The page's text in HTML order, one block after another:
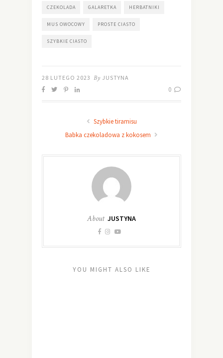
CZEKOLADA GALARETKA HERBATNIKI
MUS OWOCOWY PROSTE CIASTO
SZYBKIE CIASTO
28 LUTEGO 2023 By JUSTYNA
0
Szybkie tiramisu
Babka czekoladowa z kokosem
About JUSTYNA
YOU MIGHT ALSO LIKE